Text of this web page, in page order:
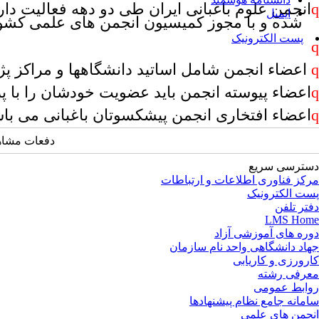
ایمیل
پست الکترونیک
qانجمن علوم باغبانی ایران طی دو دهه فعالیت
شده و با مجوز کمیسیون انجمن های علمی
q
q اعضاء انجمن شامل اساتید دانشگاهها و مراکز
qاعضاء پیوسته انجمن باید عضویت خودشان را
qاعضاء افتخاری انجمن پیشکسوتان باغبانی می
دفعات مشاهده:
دسترسی سریع
مرکز فناوری اطلاعات و ارتباطات
پست الکترونیک
دفتر تلفن
LMS Home
دوره های آموزشی آزاد
جهاد دانشگاهی واحد نام سازمان
کارورزی و کاریابی
معرفی رشته
روابط عمومی
سامانه جامع نظام پیشنهادها
انجمن های علمی